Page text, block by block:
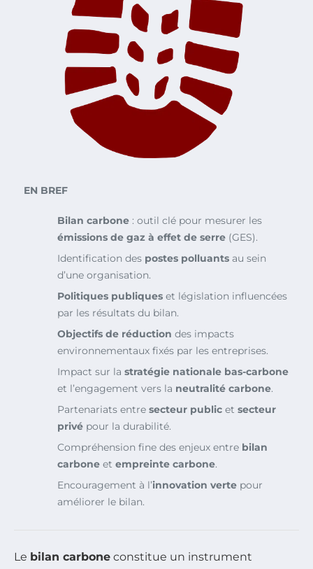
EN BREF
Bilan carbone : outil clé pour mesurer les
émissions de gaz à effet de serre (GES).
Identification des postes polluants au sein
d’une organisation.
Politiques publiques et législation influencées
par les résultats du bilan.
Objectifs de réduction des impacts
environnementaux fixés par les entreprises.
Impact sur la stratégie nationale bas-carbone
et l’engagement vers la neutralité carbone.
Partenariats entre secteur public et secteur
privé pour la durabilité.
Compréhension fine des enjeux entre bilan
carbone et empreinte carbone.
Encouragement à l’innovation verte pour
améliorer le bilan.
Le bilan carbone constitue un instrument